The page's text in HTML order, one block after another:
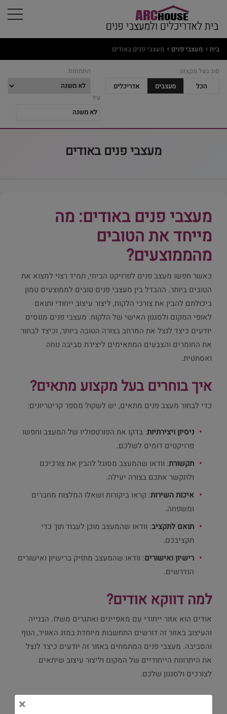
בית מעצבי פנים מעצבי פנים באודים
סוג בעל מקצוע
הכל
מעצבים אדריכלים
התמחות
עיר
מעצבי פנים באודים
מעצבי פנים באודים: מה
מייחד את הטובים
מהממוצעים?
כאשר חפשו מעצב פנים לפרויקט הביתי, תמיד רצוי למצוא את
הטובים ביותר. ההבדל בין מעצבי פנים טובים לממוצעים טמון
ביכולתם להבין את צורכי הלקוח, ליצור עיצוב ייחודי ותואם
לאופי המקום ולסגנון האישי של הלקוח. מעצבי פנים מנוסים
יודעים כיצד לנצל את המרחב בצורה הטובה ביותר, וכיצד לבחור
את החומרים והצבעים המתאימים ליצירת סביבה נוחה
ואסתטית.
איך בוחרים בעל מקצוע מתאים?
כדי לבחור מעצב פנים מתאים, יש לשקול מספר קריטריונים:
ניסיון ויצירתיות: בדקו את הפורטפוליו של המעצב וחפשו
פרויקטים דומים לשלכם.
תקשורת: וודאו שהמעצב מסוגל להבין את צורכיכם
ולתקשר אתכם בצורה יעילה.
איכות השירות: קראו ביקורות ושאלו המלצות מחברים
ומשפחה.
תואם לתקציב: וודאו שהמעצב מוכן לעבוד תוך כדי
תקציבכם.
רישיון ואישורים: וודאו שהמעצב מחזיק ברישיון ואישורים
הנדרשים.
למה דווקא אודים?
אודים הוא אזור ייחודי עם מאפיינים ואתגרים משלו. הבנייה
והעיצוב באזור זה דורשים התחשבות מיוחדת במזג האוויר, הנוף
והסביבה. מעצבי פנים המתמחים באזור זה יודעים כיצד לנצל
את היתרונות הייחודיים של המקום וליצור עיצוב שיתאים
לצורכים ולסגנון שלכם.
×